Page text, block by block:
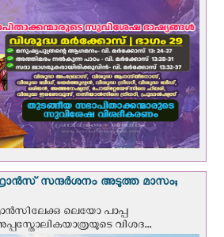
സന്ദര്‍ശനം അടുത്ത മാസം;
ലെയോ പാപ്പ
വിശദ...